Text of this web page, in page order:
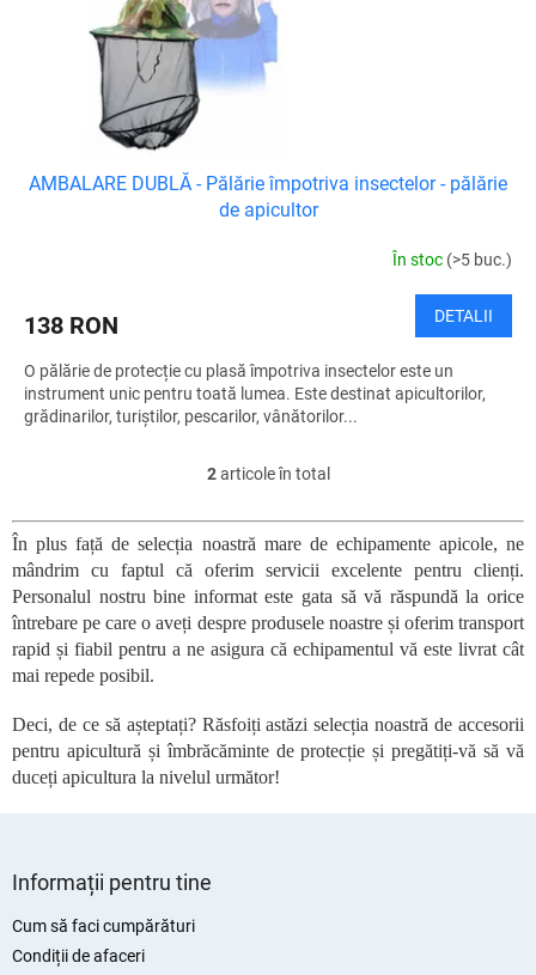
AMBALARE DUBLĂ - Pălărie împotriva insectelor - pălărie
de apicultor
În stoc (>5 buc.)
138 RON DETALII
O pălărie de protecție cu plasă împotriva insectelor este un
instrument unic pentru toată lumea. Este destinat apicultorilor,
grădinarilor, turiștilor, pescarilor, vânătorilor...
C
n
t
r
o
l
u
s
t
ă
2articole în total
În plus față de selecția noastră mare de echipamente apicole, ne
mândrim cu faptul că oferim servicii excelente pentru clienți.
Personalul nostru bine informat este gata să vă răspundă la orice
întrebare pe care o aveți despre produsele noastre și oferim transport
rapid și fiabil pentru a ne asigura că echipamentul vă este livrat cât
mai repede posibil.
Deci, de ce să așteptați? Răsfoiți astăzi selecția noastră de accesorii
pentru apicultură și îmbrăcăminte de protecție și pregătiți-vă să vă
duceți apicultura la nivelul următor!
Informații pentru tine
Cum să faci cumpărături
Condiții de afaceri